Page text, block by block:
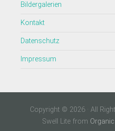
Bildergalerien
Kontakt
Datenschutz
Impressum
Copyright © 2026 · All
Swell Lite from